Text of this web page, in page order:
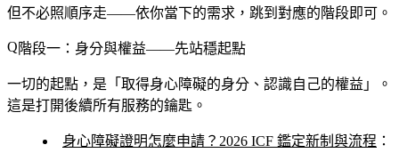
但不必照順序走——依你當下的需求，跳到對應的階段即可。
階段一：身分與權益——先站穩起點
一切的起點，是「取得身心障礙的身分、認識自己的權益」。
這是打開後續所有服務的鑰匙。
身心障礙證明怎麼申請？2026 ICF 鑑定新制與流程 ：